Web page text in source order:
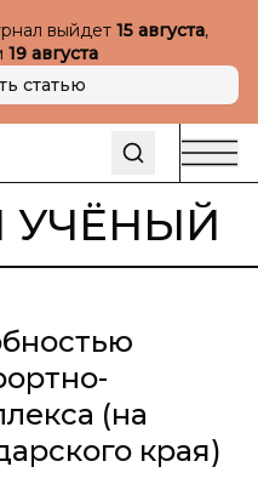
выйдет 15 августа,
19 августа
статью
(на
края)